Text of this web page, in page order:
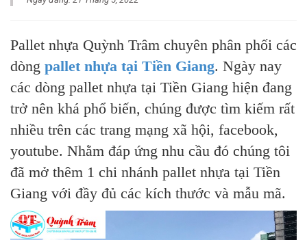
Pallet nhựa Quỳnh Trâm chuyên phân phối các
dòng pallet nhựa tại Tiền Giang. Ngày nay
các dòng pallet nhựa tại Tiền Giang hiện đang
trở nên khá phổ biến, chúng được tìm kiếm rất
nhiều trên các trang mạng xã hội, facebook,
youtube. Nhằm đáp ứng nhu cầu đó chúng tôi
đã mở thêm 1 chi nhánh pallet nhựa tại Tiền
Giang với đầy đủ các kích thước và mẫu mã.